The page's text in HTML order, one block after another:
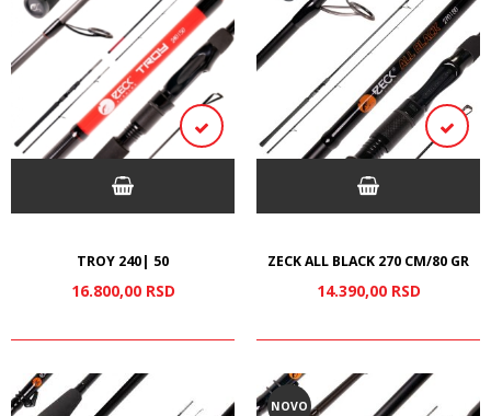
TROY 240| 50
16.800,00 RSD
ZECK ALL BLACK 270 CM/80 GR
14.390,00 RSD
NOVO